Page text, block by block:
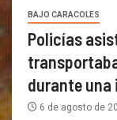
BAJO CARACOLES
Policías
durante una
6 de agosto de